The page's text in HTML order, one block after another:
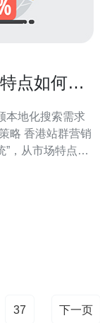
点如何构
本地化搜索需求
略 香港站群营销
，从市场特点、
稳健的多域名
37 下一页